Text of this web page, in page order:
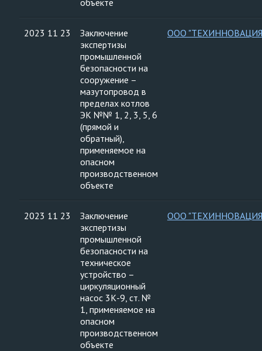
объекте
2023 11 23
Заключение
экспертизы
промышленной
безопасности на
сооружение –
мазутопровод в
пределах котлов
ЭК №№ 1, 2, 3, 5, 6
(прямой и
обратный),
применяемое на
опасном
производственном
объекте
ООО
2023 11 23
Заключение
экспертизы
промышленной
безопасности на
техническое
устройство –
циркуляционный
насос 3К-9, ст. №
1, применяемое на
опасном
производственном
объекте
ООО